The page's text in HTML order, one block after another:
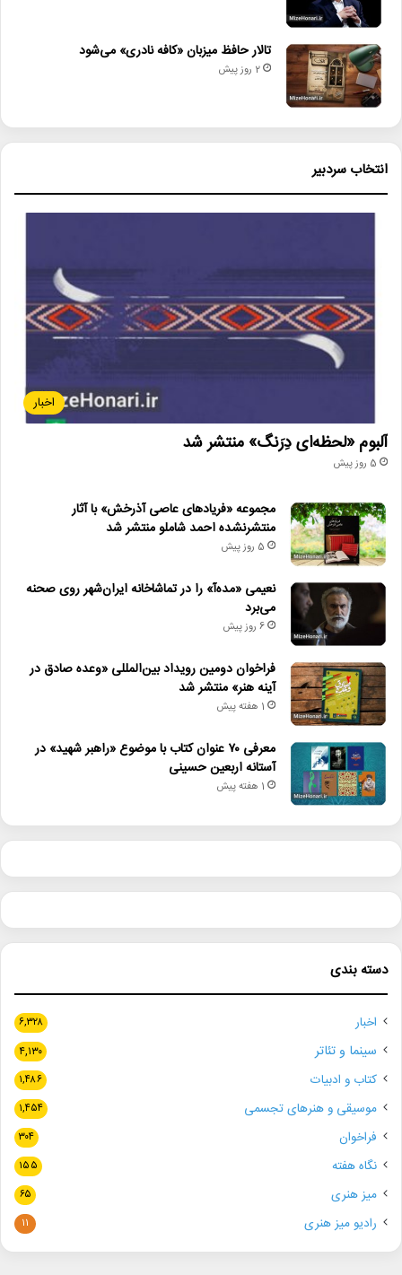
تالار حافظ میزبان «کافه نادری» می‌شود
2 روز پیش
انتخاب سردبیر
اخبار
آلبوم «لحظه‌ای دِرَنگ» منتشر شد
5 روز پیش
مجموعه «فریادهای عاصی آذرخش» با آثار
منتشرنشده احمد شاملو منتشر شد
5 روز پیش
نعیمی «مده‌آ» را در تماشاخانه ایران‌شهر روی صحنه
می‌برد
6 روز پیش
فراخوان دومین رویداد بین‌المللی «وعده صادق در
آینه هنر» منتشر شد
1 هفته پیش
معرفی ۷۰ عنوان کتاب با موضوع «راهبر شهید» در
آستانه اربعین حسینی
1 هفته پیش
دسته بندی
اخبار ۶,۳۲۸
سینما و تئاتر ۴,۱۳۰
کتاب و ادبیات ۱,۴۸۶
موسیقی و هنرهای تجسمی ۱,۴۵۴
فراخوان ۳۰۴
نگاه هفته ۱۵۵
میز هنری ۶۵
رادیو میز هنری ۱۱